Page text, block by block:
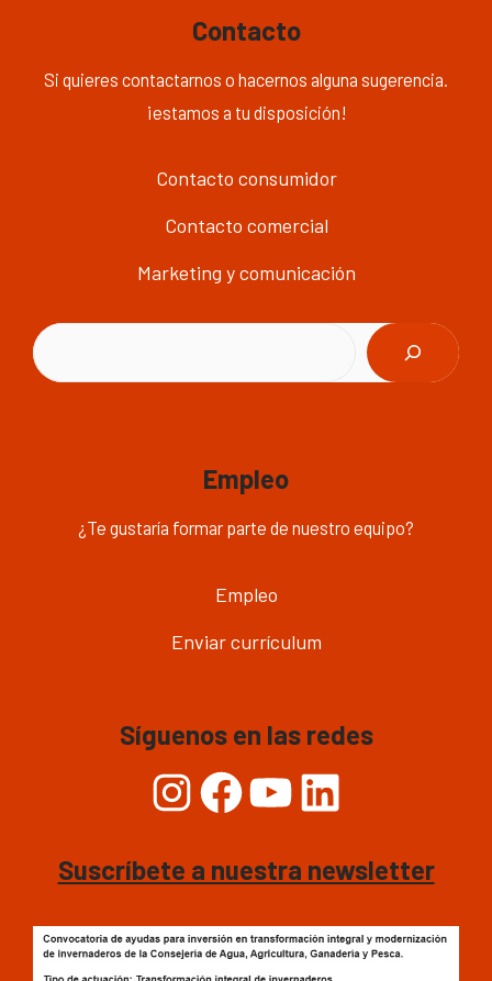
Contacto
Si quieres contactarnos o hacernos alguna sugerencia.
¡estamos a tu disposición!
Contacto consumidor
Contacto comercial
Marketing y comunicación
Empleo
¿Te gustaría formar parte de nuestro equipo?
Empleo
Enviar currículum
Síguenos en las redes
Instagram
Facebook
YouTube
LinkedIn
Suscríbete a nuestra newsletter